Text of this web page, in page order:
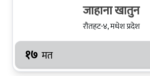
जाहाना खातुन
रौतहट-४, मधेश प्रदेश
१७ मत